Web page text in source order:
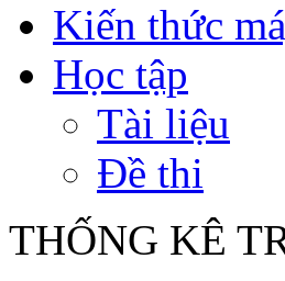
Kiến thức
Học tập
Tài liệu
Đề thi
THỐNG KÊ